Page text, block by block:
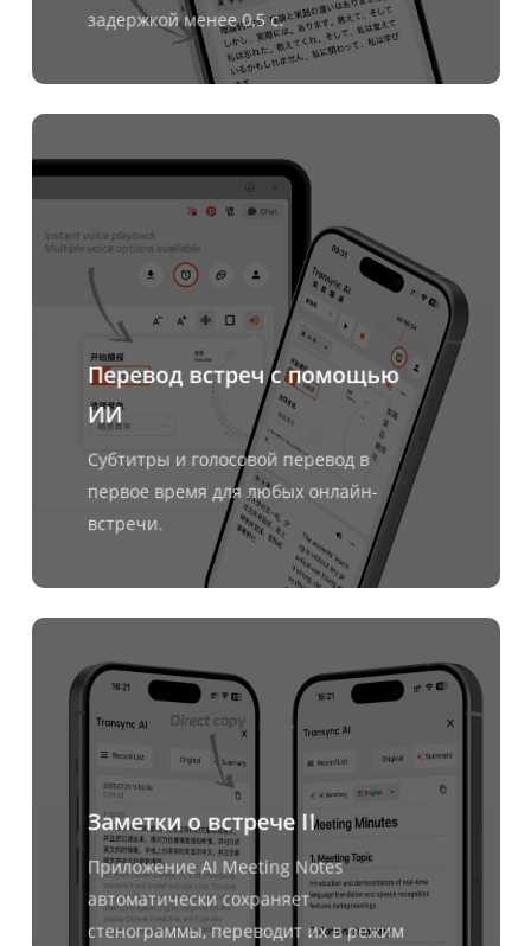
задержкой менее 0,5 с.
Узнать
больше
Перевод встреч с помощью
ИИ
Субтитры и голосовой перевод в
первое время для любых онлайн-
встречи.
Узнать
больше
Заметки о встрече II
Приложение AI Meeting Notes
автоматически сохраняет
стенограммы, переводит их в режим